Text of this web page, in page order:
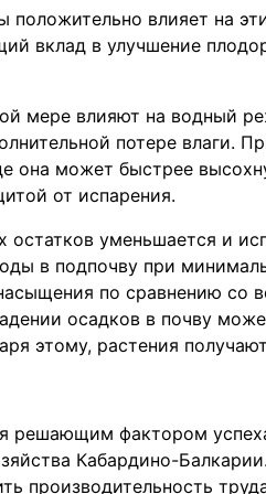
влияет на
вклад в улучшение
мере влияют на водный
потере влаги.
она может быстрее
от испарения.
уменьшается и
в подпочву при
по сравнению со
осадков в почву
этому, растения
решающим фактором
Кабардино-
производительность